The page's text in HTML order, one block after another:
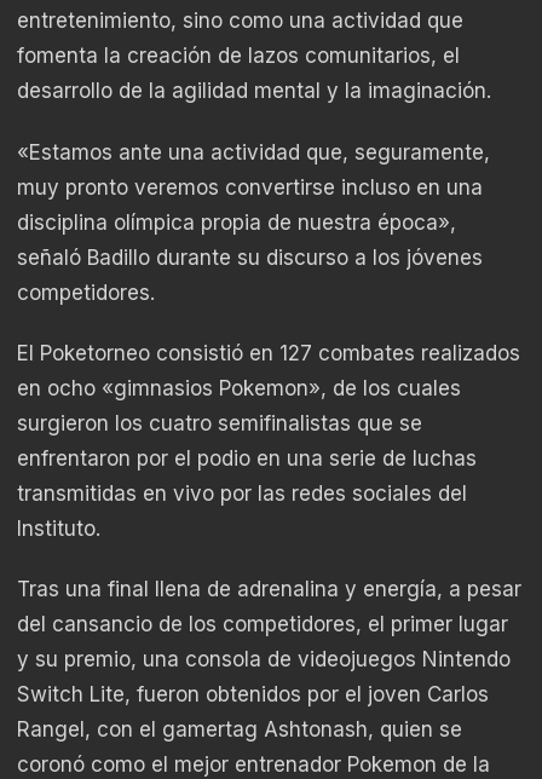
entretenimiento, sino como una actividad que
fomenta la creación de lazos comunitarios, el
desarrollo de la agilidad mental y la imaginación.
«Estamos ante una actividad que, seguramente,
muy pronto veremos convertirse incluso en una
disciplina olímpica propia de nuestra época»,
señaló Badillo durante su discurso a los jóvenes
competidores.
El Poketorneo consistió en 127 combates realizados
en ocho «gimnasios Pokemon», de los cuales
surgieron los cuatro semifinalistas que se
enfrentaron por el podio en una serie de luchas
transmitidas en vivo por las redes sociales del
Instituto.
Tras una final llena de adrenalina y energía, a pesar
del cansancio de los competidores, el primer lugar
y su premio, una consola de videojuegos Nintendo
Switch Lite, fueron obtenidos por el joven Carlos
Rangel, con el gamertag Ashtonash, quien se
coronó como el mejor entrenador Pokemon de la